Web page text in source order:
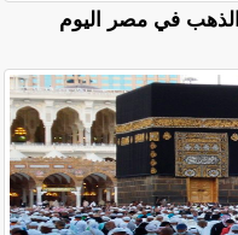
أسعار الذهب في مصر اليوم